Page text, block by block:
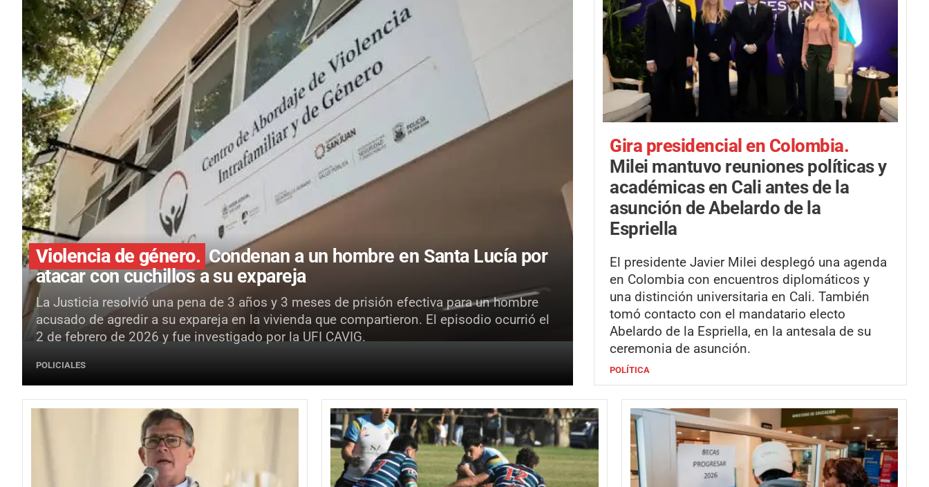
Violencia de género. Condenan a un hombre en Santa Lucía por
atacar con cuchillos a su expareja
La Justicia resolvió una pena de 3 años y 3 meses de prisión efectiva para un hombre
acusado de agredir a su expareja en la vivienda que compartieron. El episodio ocurrió el
2 de febrero de 2026 y fue investigado por la UFI CAVIG.
POLICIALES
Gira presidencial en Colombia.
Milei mantuvo reuniones políticas y
académicas en Cali antes de la
asunción de Abelardo de la
Espriella
El presidente Javier Milei desplegó una agenda
en Colombia con encuentros diplomáticos y
una distinción universitaria en Cali. También
tomó contacto con el mandatario electo
Abelardo de la Espriella, en la antesala de su
ceremonia de asunción.
POLÍTICA